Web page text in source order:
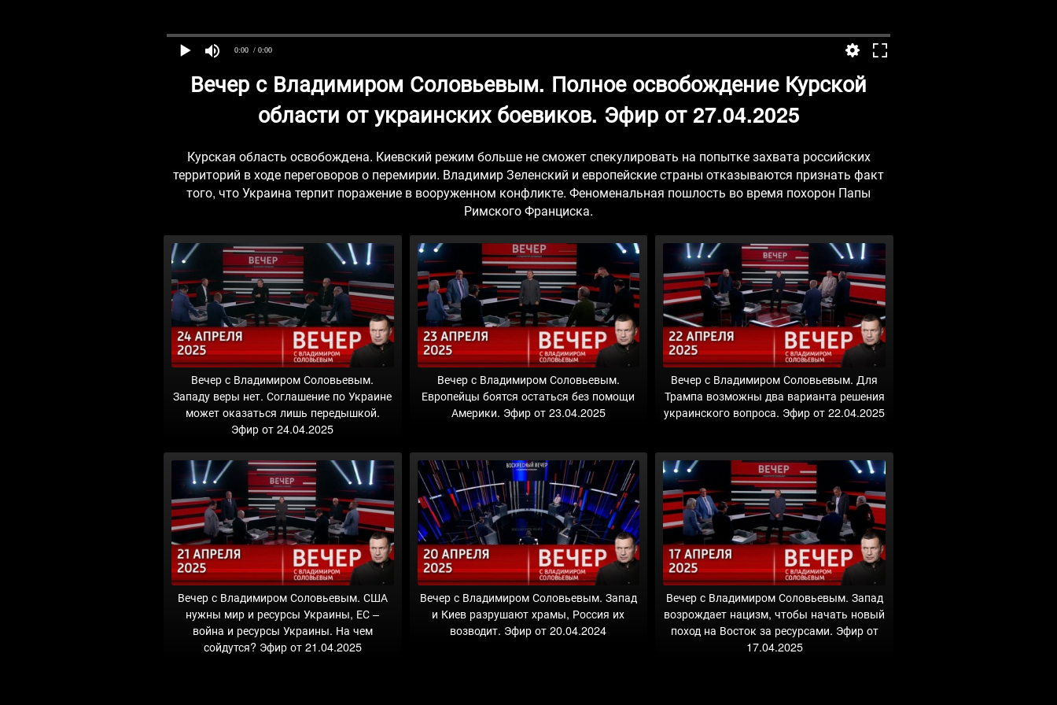
0:00 / 0:00
Вечер с Владимиром Соловьевым. Полное освобождение Курской
области от украинских боевиков. Эфир от 27.04.2025
Курская область освобождена. Киевский режим больше не сможет спекулировать на попытке захвата российских
территорий в ходе переговоров о перемирии. Владимир Зеленский и европейские страны отказываются признать факт
того, что Украина терпит поражение в вооруженном конфликте. Феноменальная пошлость во время похорон Папы
Римского Франциска.
Вечер с Владимиром Соловьевым.
Западу веры нет. Соглашение по Украине
может оказаться лишь передышкой.
Эфир от 24.04.2025
Вечер с Владимиром Соловьевым.
Европейцы боятся остаться без помощи
Америки. Эфир от 23.04.2025
Вечер с Владимиром Соловьевым. Для
Трампа возможны два варианта решения
украинского вопроса. Эфир от 22.04.2025
Вечер с Владимиром Соловьевым. США
нужны мир и ресурсы Украины, ЕС –
война и ресурсы Украины. На чем
сойдутся? Эфир от 21.04.2025
Вечер с Владимиром Соловьевым. Запад
и Киев разрушают храмы, Россия их
возводит. Эфир от 20.04.2024
Вечер с Владимиром Соловьевым. Запад
возрождает нацизм, чтобы начать новый
поход на Восток за ресурсами. Эфир от
17.04.2025